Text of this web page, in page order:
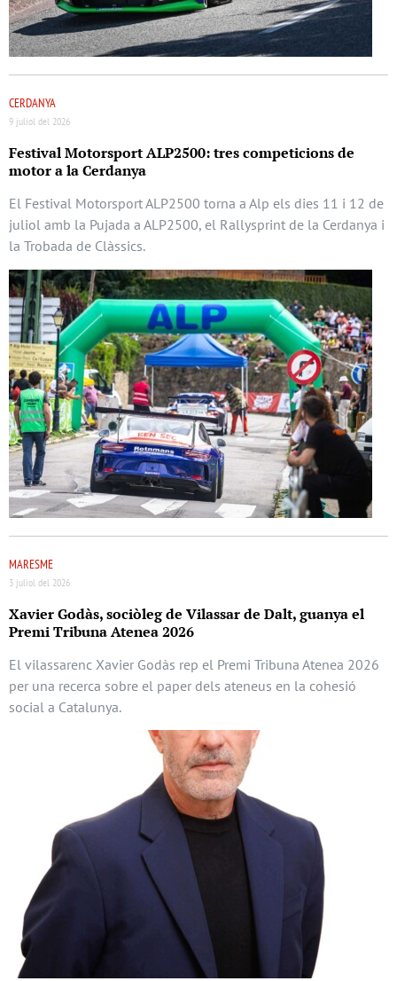
CERDANYA
9 juliol del 2026
Festival Motorsport ALP2500: tres competicions de
motor a la Cerdanya
El Festival Motorsport ALP2500 torna a Alp els dies 11 i 12 de
juliol amb la Pujada a ALP2500, el Rallysprint de la Cerdanya i
la Trobada de Clàssics.
MARESME
3 juliol del 2026
Xavier Godàs, sociòleg de Vilassar de Dalt, guanya el
Premi Tribuna Atenea 2026
El vilassarenc Xavier Godàs rep el Premi Tribuna Atenea 2026
per una recerca sobre el paper dels ateneus en la cohesió
social a Catalunya.